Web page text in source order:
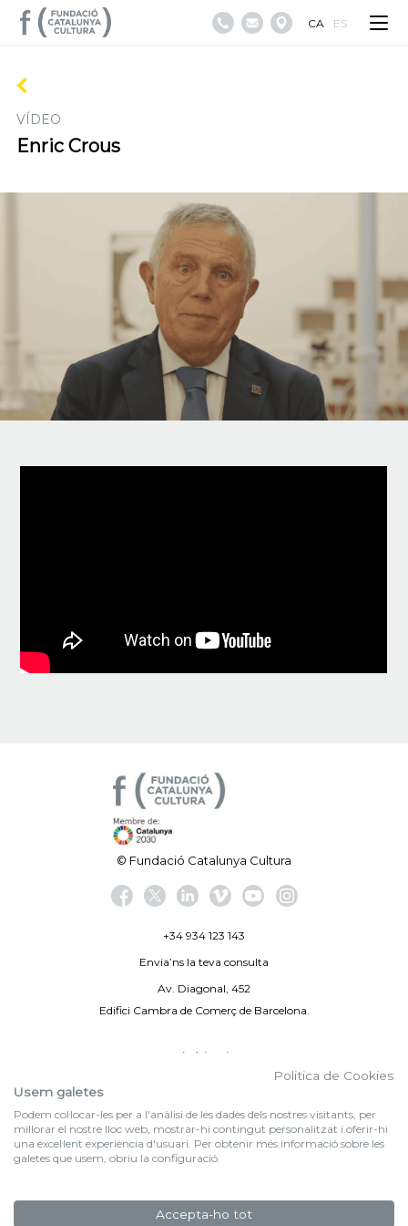
CA ES
VÍDEO
Enric Crous
© Fundació Catalunya Cultura
+34 934 123 143
Envia’ns la teva consulta
Av. Diagonal, 452
Edifici Cambra de Comerç de Barcelona.
Avís legal
By 100X100NET
f (NEWSLETTER)
Politica de Cookies
Usem galetes
Podem col·locar-les per a l'anàlisi de les dades dels nostres visitants, per
millorar el nostre lloc web, mostrar-hi contingut personalitzat i oferir-hi
una excel·lent experiència d'usuari. Per obtenir més informació sobre les
galetes que usem, obriu la configuració.
Accepta-ho tot